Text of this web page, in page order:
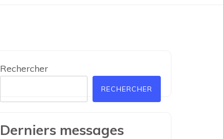
Rechercher
RECHERCHER
Derniers messages